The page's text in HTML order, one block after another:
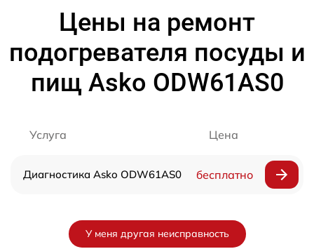
Цены на ремонт
подогревателя посуды и
пищ Asko ODW61AS0
Услуга Цена
Диагностика Asko ODW61AS0 бесплатно
У меня другая неисправность